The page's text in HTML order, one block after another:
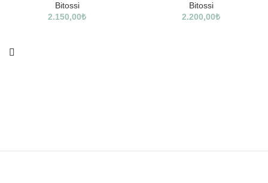
Bitossi
2.150,00₺
Bitossi
2.200,00₺